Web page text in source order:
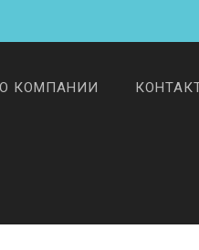
О КОМПАНИИ